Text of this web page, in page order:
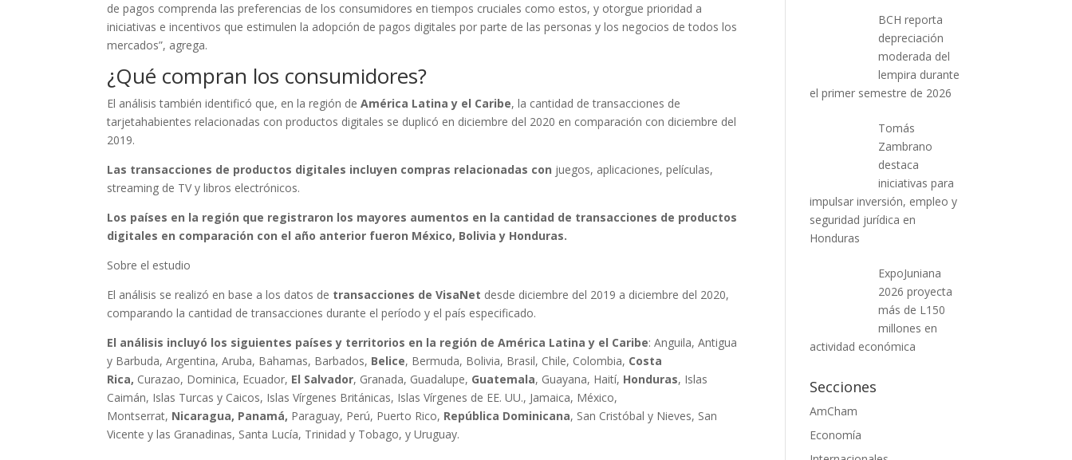
de pagos comprenda las preferencias de los consumidores en tiempos cruciales como estos, y otorgue prioridad a
iniciativas e incentivos que estimulen la adopción de pagos digitales por parte de las personas y los negocios de todos los
mercados”, agrega.
¿Qué compran los consumidores?
El análisis también identificó que, en la región deAmérica Latina y el Caribe, la cantidad de transacciones de
tarjetahabientes relacionadas con productos digitales se duplicó en diciembre del 2020 en comparación con diciembre del
2019.
Las transacciones de productos digitales incluyen compras relacionadas con juegos, aplicaciones, películas,
streaming de TV y libros electrónicos.
Los países en la región que registraron los mayores aumentos en la cantidad de transacciones de productos
digitales en comparación con el año anterior fueron México, Bolivia y Honduras.
Sobre el estudio
El análisis se realizó en base a los datos de transacciones de VisaNet desde diciembre del 2019 a diciembre del 2020,
comparando la cantidad de transacciones durante el período y el país especificado.
El análisis incluyó los siguientes países y territorios en la región de América Latina y el Caribe: Anguila, Antigua
y Barbuda, Argentina, Aruba, Bahamas, Barbados, Belice, Bermuda, Bolivia, Brasil, Chile, Colombia, Costa
Rica, Curazao, Dominica, Ecuador, El Salvador, Granada, Guadalupe, Guatemala, Guayana, Haití, Honduras, Islas
Caimán, Islas Turcas y Caicos, Islas Vírgenes Británicas, Islas Vírgenes de EE. UU., Jamaica, México,
Montserrat, Nicaragua, Panamá, Paraguay, Perú, Puerto Rico, República Dominicana, San Cristóbal y Nieves, San
Vicente y las Granadinas, Santa Lucía, Trinidad y Tobago, y Uruguay.
BCH reporta
depreciación
moderada del
lempira durante
el primer semestre de 2026
Tomás
Zambrano
destaca
iniciativas para
impulsar inversión, empleo y
seguridad jurídica en
Honduras
ExpoJuniana
2026 proyecta
más de L150
millones en
actividad económica
Secciones
AmCham
Economía